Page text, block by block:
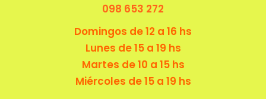
098 653 272
Domingos de 12 a 16 hs
Lunes de 15 a 19 hs
Martes de 10 a 15 hs
Miércoles de 15 a 19 hs